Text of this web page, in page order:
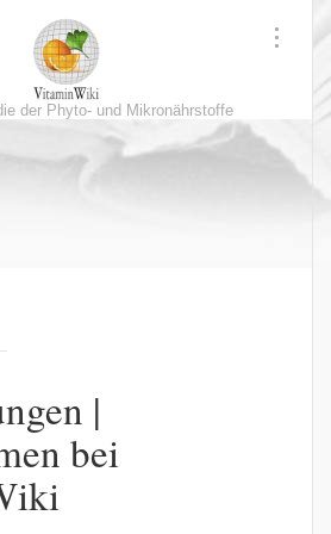
der Phyto- und Mikronährstoffe
|
bei